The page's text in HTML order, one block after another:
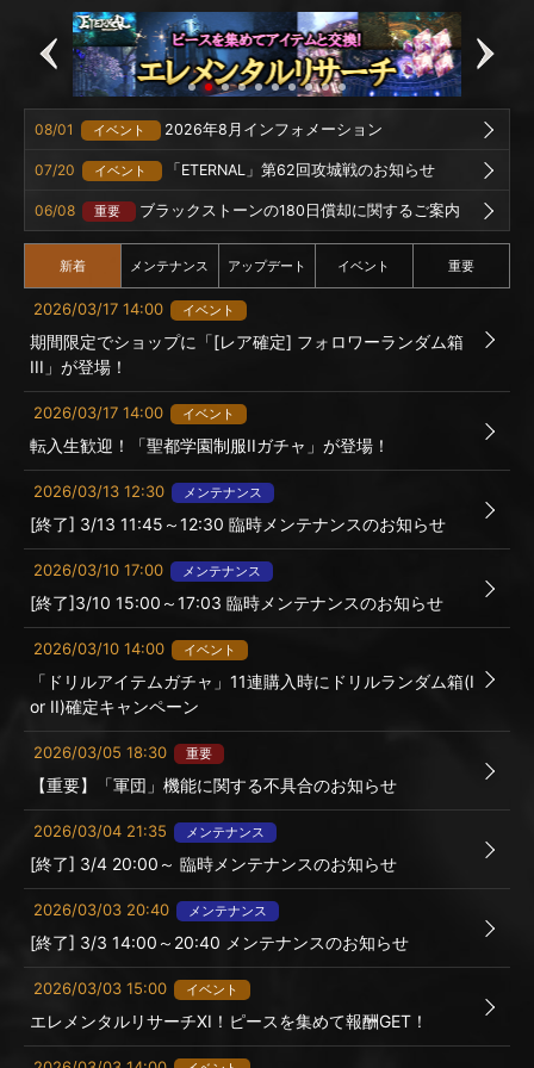
08/01 イベント 2026年8月インフォメーション
07/20 イベント 「ETERNAL」第62回攻城戦のお知らせ
06/08 重要 ブラックストーンの180日償却に関するご案内
新着 メンテナンス アップデート イベント 重要
2026/03/17 14:00 イベント
期間限定でショップに「[レア確定] フォロワーランダム箱
III」が登場！
2026/03/17 14:00 イベント
転入生歓迎！「聖都学園制服IIガチャ」が登場！
2026/03/13 12:30 メンテナンス
[終了] 3/13 11:45～12:30 臨時メンテナンスのお知らせ
2026/03/10 17:00 メンテナンス
[終了]3/10 15:00～17:03 臨時メンテナンスのお知らせ
2026/03/10 14:00 イベント
「ドリルアイテムガチャ」11連購入時にドリルランダム箱(I
or II)確定キャンペーン
2026/03/05 18:30 重要
【重要】「軍団」機能に関する不具合のお知らせ
2026/03/04 21:35 メンテナンス
[終了] 3/4 20:00～ 臨時メンテナンスのお知らせ
2026/03/03 20:40 メンテナンス
[終了] 3/3 14:00～20:40 メンテナンスのお知らせ
2026/03/03 15:00 イベント
エレメンタルリサーチXI！ピースを集めて報酬GET！